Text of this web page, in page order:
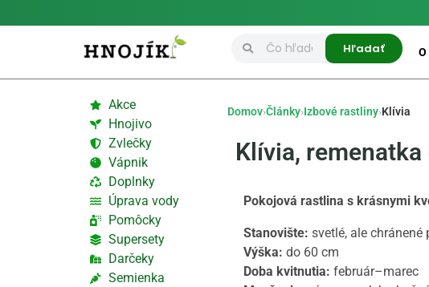
Hľadať O
Akce
Hnojivo
Zvlečky
Vápnik
Doplnky
Úprava vody
Pomôcky
Supersety
Darčeky
Semienka
Domov›Články›Izbové rastliny›Klívia
Klívia,
Pokojová rastlina s krásnymi
Stanovište: svetlé, ale
Výška: do 60 cm
Doba kvitnutia: február–marec